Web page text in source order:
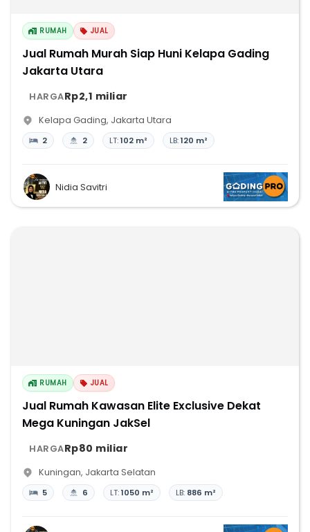
RUMAH JUAL
Jual Rumah Murah Siap Huni Kelapa Gading
Jakarta Utara
HARGARp2,1 miliar
Kelapa Gading, Jakarta Utara
2 2 LT:102 m² LB:120 m²
Nidia Savitri
RUMAH JUAL
Jual Rumah Kawasan Elite Exclusive Dekat
Mega Kuningan JakSel
HARGARp80 miliar
Kuningan, Jakarta Selatan
5 6 LT:1050 m² LB: 886 m²